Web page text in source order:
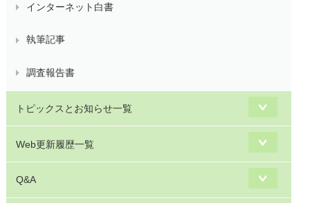
インターネット白書
執筆記事
調査報告書
トピックスとお知らせ一覧
Web更新履歴一覧
Q&A